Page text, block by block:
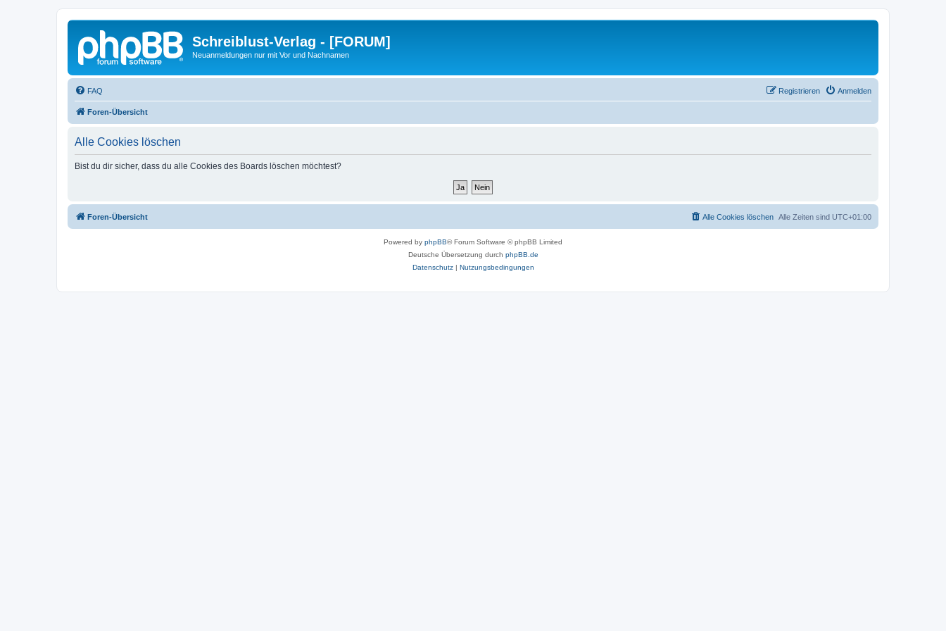
Schreiblust-Verlag - [FORUM]
Neuanmeldungen nur mit Vor und Nachnamen
FAQ Anmelden
Registrieren
Foren-Übersicht
Alle Cookies löschen
Bist du dir sicher, dass du alle Cookies des Boards löschen möchtest?
Foren-Übersicht Alle Zeiten sind UTC+01:00
Alle Cookies löschen
Powered by phpBB® Forum Software © phpBB Limited
Deutsche Übersetzung durch phpBB.de
Datenschutz| Nutzungsbedingungen